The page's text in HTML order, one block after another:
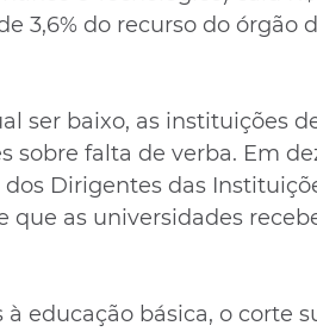
3,6% do recurso do órgão
ser baixo, as instituições
sobre falta de verba. Em
dos Dirigentes das
que as universidades
à educação básica, o corte